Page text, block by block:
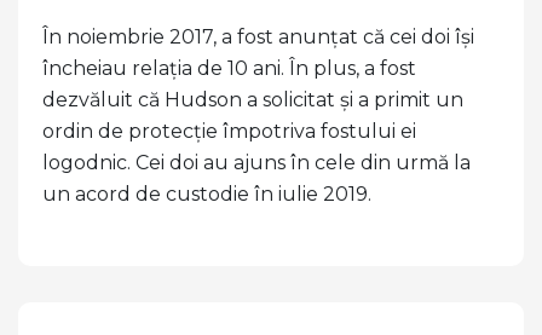
În noiembrie 2017, a fost anunțat că cei doi își
încheiau relația de 10 ani. În plus, a fost
dezvăluit că Hudson a solicitat și a primit un
ordin de protecție împotriva fostului ei
logodnic. Cei doi au ajuns în cele din urmă la
un acord de custodie în iulie 2019.